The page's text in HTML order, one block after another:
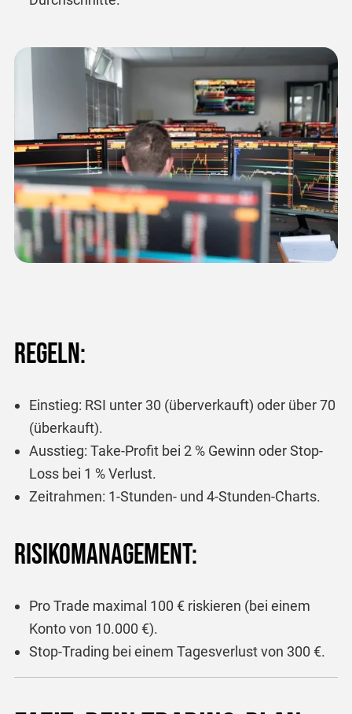
Regeln:
Einstieg: RSI unter 30 (überverkauft) oder über 70
(überkauft).
Ausstieg: Take-Profit bei 2 % Gewinn oder Stop-
Loss bei 1 % Verlust.
Zeitrahmen: 1-Stunden- und 4-Stunden-Charts.
Risikomanagement:
Pro Trade maximal 100 € riskieren (bei einem
Konto von 10.000 €).
Stop-Trading bei einem Tagesverlust von 300 €.